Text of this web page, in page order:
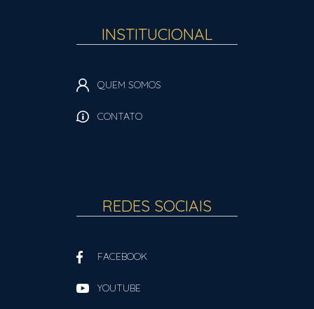
INSTITUCIONAL
QUEM SOMOS
CONTATO
REDES SOCIAIS
FACEBOOK
YOUTUBE